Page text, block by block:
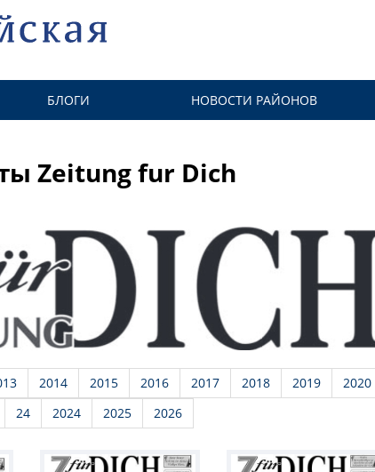
БЛОГИ НОВОСТИ РАЙОНОВ
Zeitung fur Dich
2014 2015 2016 2017 2018 2019
2020
24 2024 2025 2026